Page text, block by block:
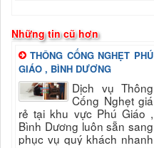
uy tín, chất...
Những tin cũ hơn
THÔNG CỐNG NGHẸT PHÚ
GIÁO , BÌNH DƯƠNG
Dịch vụ Thông
Cống Nghẹt giá
rẻ tại khu vực Phú Giáo ,
Bình Dương luôn sẵn sang
phục vụ quý khách nhanh